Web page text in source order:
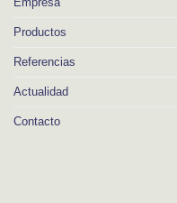
Productos
Referencias
Actualidad
Contacto